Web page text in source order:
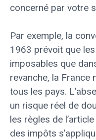
concerné par votre
Par exemple, la
1963 prévoit que
imposables que
revanche, la France
tous les pays.
un risque réel de
les règles de
des impôts